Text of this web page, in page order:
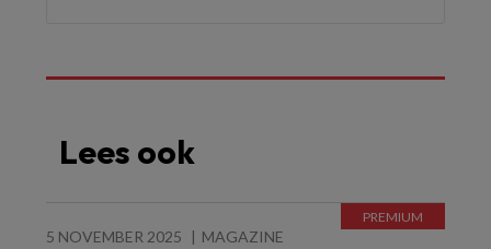
Lees ook
5 NOVEMBER 2025 MAGAZINE